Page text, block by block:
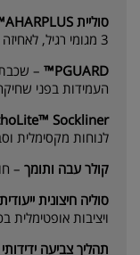
סוליית AHARPLUS™
3 מגומי רגיל, לאחיזה טובה לאורך זמן.
PGUARD™
–
העמידות בפני
Sockliner
לנוחות מקסימלית
קולר עבה ותומך –
סוליה חיצונית
ויציבות אופטימלית
תהליך צביעה